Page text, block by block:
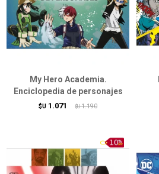
My Hero Academia.
Enciclopedia de personajes
$U 1.071 $U 1.190